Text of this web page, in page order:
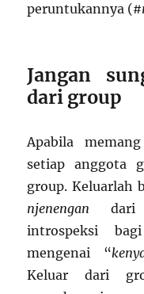
peruntukannya (
Jangan
dari group
Apabila
setiap anggota
group. Keluarlah
njenengan dari
introspeksi
mengenai “
Keluar dari